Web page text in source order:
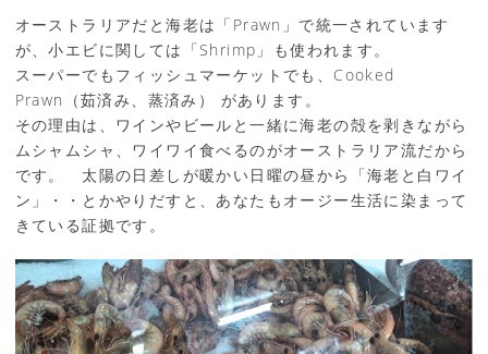
オーストラリアだと海老は「Prawn」で統一されています
が、小エビに関しては「Shrimp」も使われます。
スーパーでもフィッシュマーケットでも、Cooked
Prawn（茹済み、蒸済み） があります。
その理由は、ワインやビールと一緒に海老の殻を剥きながら
ムシャムシャ、ワイワイ食べるのがオーストラリア流だから
です。 太陽の日差しが暖かい日曜の昼から「海老と白ワイ
ン」・・とかやりだすと、あなたもオージー生活に染まって
きている証拠です。